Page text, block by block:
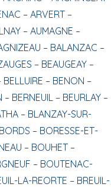
–ARVERT –
–AUMAGNE –
– BALANZAC –
– BEAUGEAY –
BELLUIRE – BENON –
– BERNEUIL – BEURLAY –
– BLANZAY-SUR-
BORDS – BORESSE-ET-
– BOUHET –
– BOUTENAC-
LA-REORTE – BREUIL-